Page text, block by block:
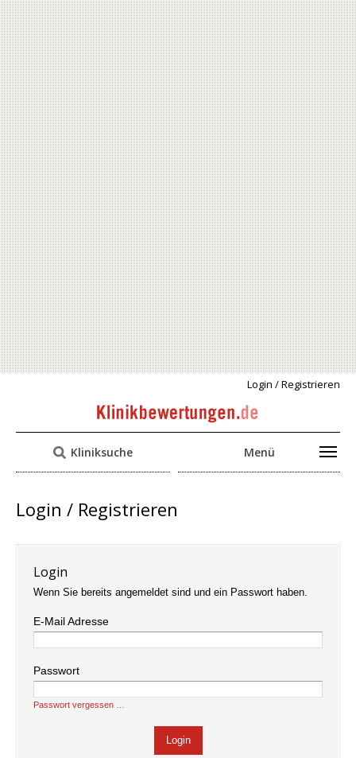
Login / Registrieren
Kliniksuche Menü
Login / Registrieren
Login
Wenn Sie bereits angemeldet sind und ein Passwort haben.
E-Mail Adresse
Passwort
Passwort vergessen …